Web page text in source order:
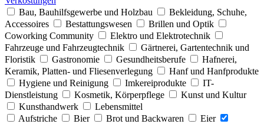
Bau, Bauhilfsgewerbe und Holzbau
Bekleidung, Schuhe,
Accessoires
Bestattungswesen
Brillen und Optik
Coworking Community
Elektro und Elektrotechnik
Fahrzeuge und Fahrzeugtechnik
Gärtnerei, Gartentechnik und
Floristik
Gastronomie Gesundheitsberufe
Hafnerei,
Keramik, Platten- und Fliesenverlegung
Hanf und Hanfprodukte
Hygiene und Reinigung
Imkereiprodukte
IT-
Dienstleistung
Kosmetik, Körperpflege
Kunst und Kultur
Kunsthandwerk
Lebensmittel
Aufstriche
Bier Brot und Backwaren
Eier